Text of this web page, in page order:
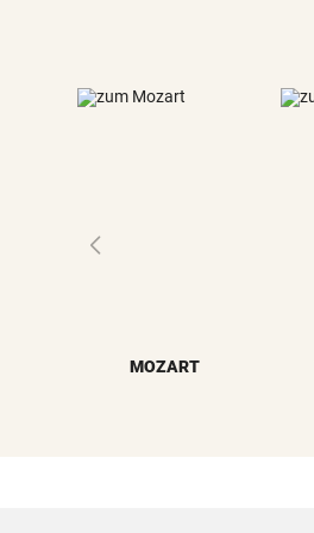
MOZART